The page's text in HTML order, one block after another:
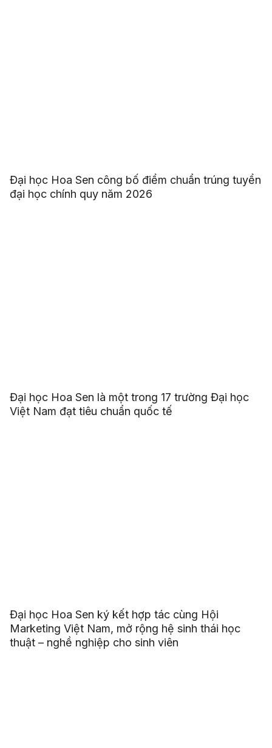
Đại học Hoa Sen công bố điểm chuẩn trúng tuyển
đại học chính quy năm 2026
Đại học Hoa Sen là một trong 17 trường Đại học
Việt Nam đạt tiêu chuẩn quốc tế
Đại học Hoa Sen ký kết hợp tác cùng Hội
Marketing Việt Nam, mở rộng hệ sinh thái học
thuật – nghề nghiệp cho sinh viên